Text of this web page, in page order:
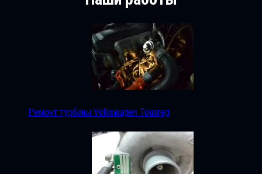
Ремонт турбины Volkswagen Touareg